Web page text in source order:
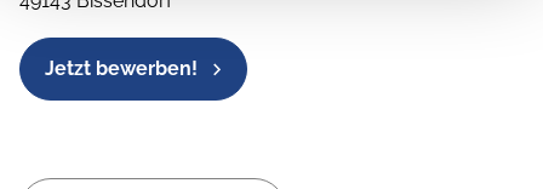
Jetzt bewerben!